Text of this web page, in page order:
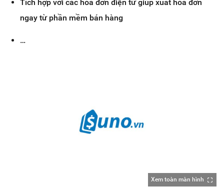
Tích hợp với các hóa đơn điện tử giúp xuất hóa đơn
ngay từ phần mềm bán hàng
…
Xem toàn màn hình